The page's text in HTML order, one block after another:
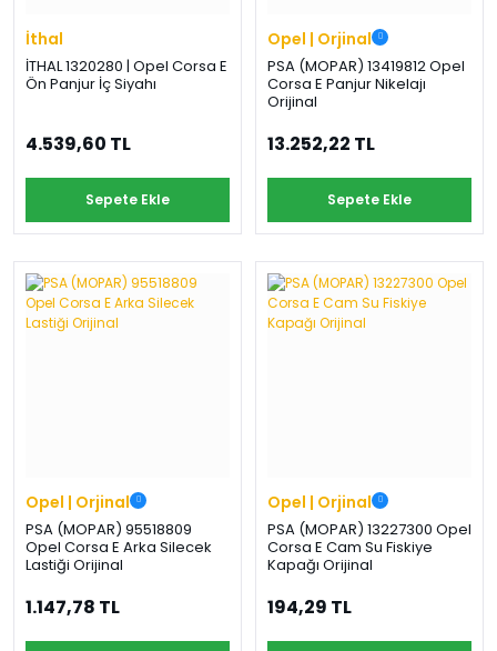
İthal
İTHAL 1320280 | Opel Corsa E
Ön Panjur İç Siyahı
4.539,60 TL
Sepete Ekle
Opel | Orjinal
PSA (MOPAR) 13419812 Opel
Corsa E Panjur Nikelajı
Orijinal
13.252,22 TL
Sepete Ekle
Opel | Orjinal
PSA (MOPAR) 95518809
Opel Corsa E Arka Silecek
Lastiği Orijinal
1.147,78 TL
Opel | Orjinal
PSA (MOPAR) 13227300 Opel
Corsa E Cam Su Fiskiye
Kapağı Orijinal
194,29 TL